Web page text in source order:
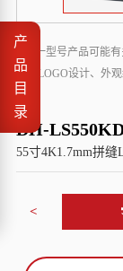
<
* 同一型号产品可能
数、LOGO设计、外
DH-
55寸4K1.7mm拼
产
品
目
录